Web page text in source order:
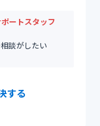
ートスタッフ
談がしたい
する